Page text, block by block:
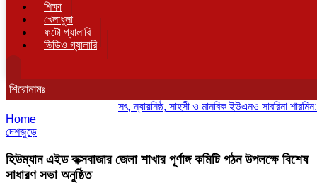
শিক্ষা
খেলাধুলা
ফটো গ্যালারি
ভিডিও গ্যালারি
শিরোনামঃ
সৎ, ন্যায়নিষ্ঠ, সাহসী ও মানবিক ইউএনও সাবরিনা শারমিন:
Home
দেশজুড়ে
হিউম্যান এইড কক্সবাজার জেলা শাখার পূর্ণাঙ্গ কমিটি গঠন উপলক্ষে বিশেষ
সাধারণ সভা অনুষ্ঠিত